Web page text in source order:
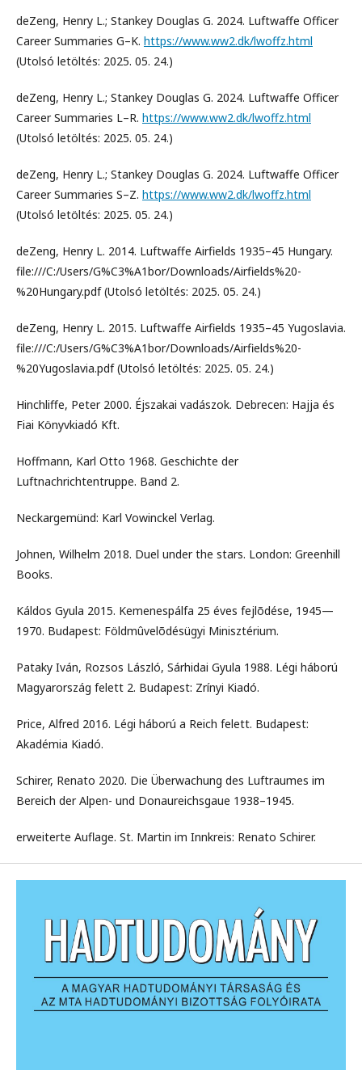
deZeng, Henry L.; Stankey Douglas G. 2024. Luftwaffe Officer
Career Summaries G–K. https://www.ww2.dk/lwoffz.html
(Utolsó letöltés: 2025. 05. 24.)
deZeng, Henry L.; Stankey Douglas G. 2024. Luftwaffe Officer
Career Summaries L–R. https://www.ww2.dk/lwoffz.html
(Utolsó letöltés: 2025. 05. 24.)
deZeng, Henry L.; Stankey Douglas G. 2024. Luftwaffe Officer
Career Summaries S–Z. https://www.ww2.dk/lwoffz.html
(Utolsó letöltés: 2025. 05. 24.)
deZeng, Henry L. 2014. Luftwaffe Airfields 1935–45 Hungary.
file:///C:/Users/G%C3%A1bor/Downloads/Airfields%20-
%20Hungary.pdf (Utolsó letöltés: 2025. 05. 24.)
deZeng, Henry L. 2015. Luftwaffe Airfields 1935–45 Yugoslavia.
file:///C:/Users/G%C3%A1bor/Downloads/Airfields%20-
%20Yugoslavia.pdf (Utolsó letöltés: 2025. 05. 24.)
Hinchliffe, Peter 2000. Éjszakai vadászok. Debrecen: Hajja és
Fiai Könyvkiadó Kft.
Hoffmann, Karl Otto 1968. Geschichte der
Luftnachrichtentruppe. Band 2.
Neckargemünd: Karl Vowinckel Verlag.
Johnen, Wilhelm 2018. Duel under the stars. London: Greenhill
Books.
Káldos Gyula 2015. Kemenespálfa 25 éves fejlõdése, 1945—
1970. Budapest: Földmûvelõdésügyi Minisztérium.
Pataky Iván, Rozsos László, Sárhidai Gyula 1988. Légi háború
Magyarország felett 2. Budapest: Zrínyi Kiadó.
Price, Alfred 2016. Légi háború a Reich felett. Budapest:
Akadémia Kiadó.
Schirer, Renato 2020. Die Überwachung des Luftraumes im
Bereich der Alpen- und Donaureichsgaue 1938–1945.
erweiterte Auflage. St. Martin im Innkreis: Renato Schirer.